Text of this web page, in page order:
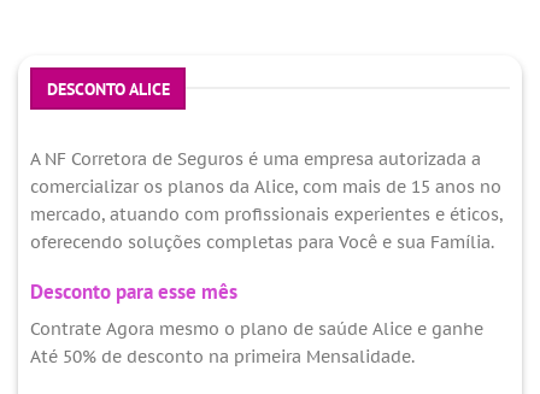
DESCONTO ALICE
A NF Corretora de Seguros é uma empresa autorizada a
comercializar os planos da Alice, com mais de 15 anos no
mercado, atuando com profissionais experientes e éticos,
oferecendo soluções completas para Você e sua Família.
Desconto para esse mês
Contrate Agora mesmo o plano de saúde Alice e ganhe
Até 50% de desconto na primeira Mensalidade.